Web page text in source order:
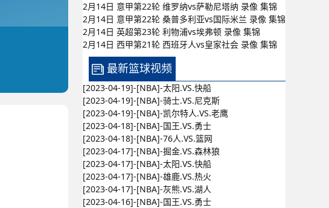
2月14日 意甲第22轮 维罗纳vs萨勒尼塔纳 录像 集锦
2月14日 意甲第22轮 桑普多利亚vs国际米兰 录像 集锦
2月14日 英超第23轮 利物浦vs埃弗顿 录像 集锦
2月14日 西甲第21轮 西班牙人vs皇家社会 录像 集锦
最新篮球视频
[2023-04-19]-[NBA]-太阳.VS.快船
[2023-04-19]-[NBA]-骑士.VS.尼克斯
[2023-04-19]-[NBA]-凯尔特人.VS.老鹰
[2023-04-18]-[NBA]-国王.VS.勇士
[2023-04-18]-[NBA]-76人.VS.篮网
[2023-04-17]-[NBA]-掘金.VS.森林狼
[2023-04-17]-[NBA]-太阳.VS.快船
[2023-04-17]-[NBA]-雄鹿.VS.热火
[2023-04-17]-[NBA]-灰熊.VS.湖人
[2023-04-16]-[NBA]-国王.VS.勇士